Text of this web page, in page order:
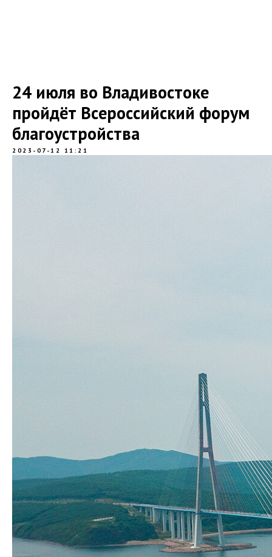
24 июля во Владивостоке
пройдёт Всероссийский форум
благоустройства
2023-07-12 11:21